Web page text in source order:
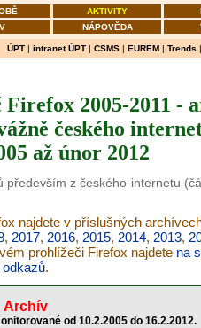
AKTIVITY
NÁPOVĚDA
ÚPT | intranet ÚPT | CSMS | EUREM | Trends |
2005-2011 -
českého
až únor 2012
z českého internetu
najdete v příslušných
, 2017, 2016, 2015, 2014, 2013,
prohlížeči Firefox najdete na
odkazů.
Archív
od 10.2.2005 do 16.2.2012.